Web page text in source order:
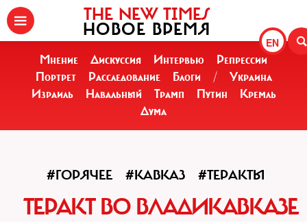
EN
THE NEW TIMES
НОВОЕ ВРЕМЯ
Мнение Дискуссия Интервью
Репрессии
Портрет
Расследование Блоги /
Украина
Израиль
Навальный Трамп Путин
Кремль
Дума
#ГОРЯЧЕЕ #КАВКАЗ #ТЕРАКТЫ
ТЕРАКТ ВО ВЛАДИКАВКАЗЕ